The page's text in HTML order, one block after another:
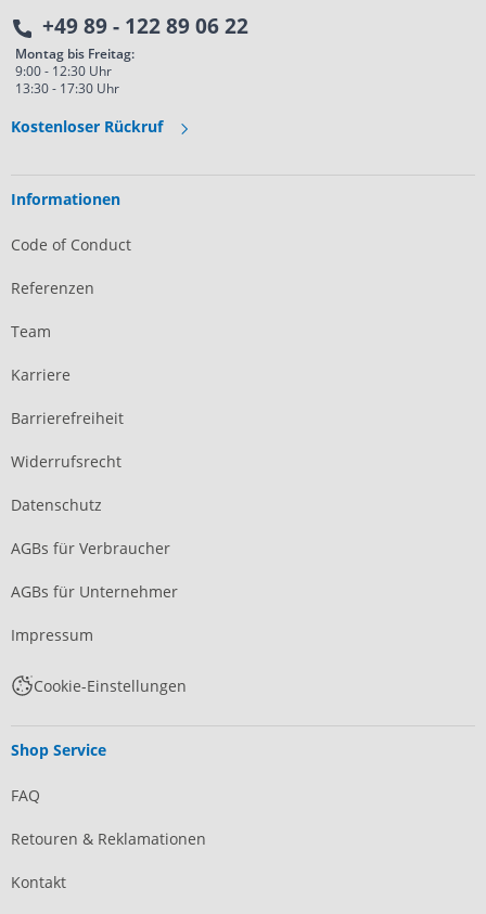
+49 89 - 122 89 06 22
Montag bis Freitag:
9:00 - 12:30 Uhr
13:30 - 17:30 Uhr
Kostenloser Rückruf
Informationen
Code of Conduct
Referenzen
Team
Karriere
Barrierefreiheit
Widerrufsrecht
Datenschutz
AGBs für Verbraucher
AGBs für Unternehmer
Impressum
Cookie-Einstellungen
Shop Service
FAQ
Retouren & Reklamationen
Kontakt